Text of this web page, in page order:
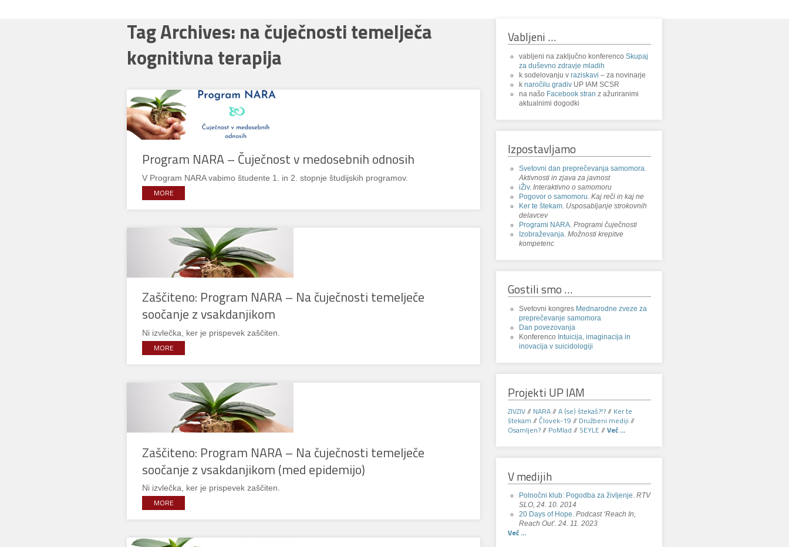
Tag Archives: na čuječnosti temelječa
kognitivna terapija
Program NARA – Čuječnost v medosebnih odnosih
V Program NARA vabimo študente 1. in 2. stopnje študijskih programov.
MORE
Zaščiteno: Program NARA – Na čuječnosti temelječe
soočanje z vsakdanjikom
Ni izvlečka, ker je prispevek zaščiten.
MORE
Zaščiteno: Program NARA – Na čuječnosti temelječe
soočanje z vsakdanjikom (med epidemijo)
Ni izvlečka, ker je prispevek zaščiten.
MORE
Vabljeni …
vabljeni na zaključno konferenco Skupaj
za duševno zdravje mladih
k sodelovanju v raziskavi – za novinarje
k naročilu gradivUP IAM SCSR
na našo Facebook stran z ažuriranimi
aktualnimi dogodki
Izpostavljamo
Svetovni dan preprečevanja samomora.
Aktivnosti in zjava za javnost
iŽiv. Interaktivno o samomoru
Pogovor o samomoru. Kaj reči in kaj ne
Ker te štekam. Usposabljanje strokovnih
delavcev
Programi NARA. Programi čuječnosti
Izobraževanja. Možnosti krepitve
kompetenc
Gostili smo …
Svetovni kongres Mednarodne zveze za
preprečevanje samomora
Dan povezovanja
Konferenco Intuicija, imaginacija in
inovacija v suicidologiji
Projekti UP IAM
ZIVZIV// NARA//A (se) štekaš?!?// Ker te
štekam //Človek-19 // Družbeni mediji //
Osamljen?// PoMlad // SEYLE //Več ...
V medijih
Polnočni klub: Pogodba za življenje.RTV
SLO, 24. 10. 2014
20 Days of Hope.Podcast ‘Reach In,
Reach Out’. 24. 11. 2023
Več ...